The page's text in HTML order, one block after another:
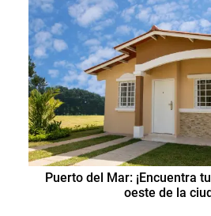
Puerto del Mar: ¡Encuentra
oeste de la